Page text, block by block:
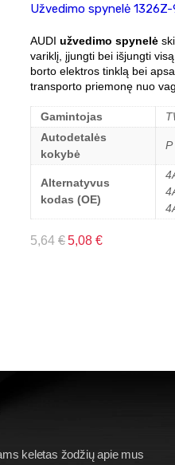
Užvedimo spynelė 1326Z-
AUDI užvedimo spynelė
variklį, įjungti bei išjungti
borto elektros tinklą bei
transporto priemonę nuo
Gamintojas
Autodetalės
kokybė
P
Alternatyvus
kodas (OE)
5,64 €5,08 €
keletas žodžių apie mus